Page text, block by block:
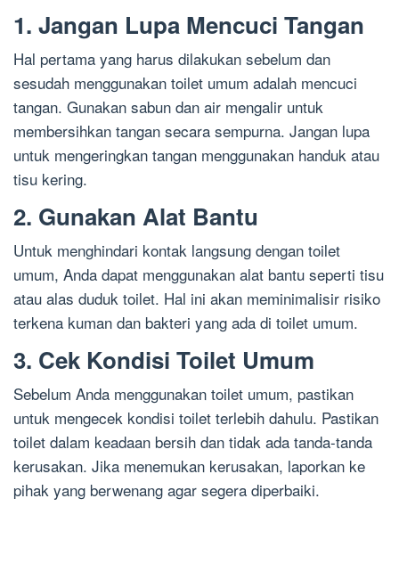
1. Jangan Lupa Mencuci Tangan
Hal pertama yang harus dilakukan sebelum dan
sesudah menggunakan toilet umum adalah mencuci
tangan. Gunakan sabun dan air mengalir untuk
membersihkan tangan secara sempurna. Jangan lupa
untuk mengeringkan tangan menggunakan handuk atau
tisu kering.
2. Gunakan Alat Bantu
Untuk menghindari kontak langsung dengan toilet
umum, Anda dapat menggunakan alat bantu seperti tisu
atau alas duduk toilet. Hal ini akan meminimalisir risiko
terkena kuman dan bakteri yang ada di toilet umum.
3. Cek Kondisi Toilet Umum
Sebelum Anda menggunakan toilet umum, pastikan
untuk mengecek kondisi toilet terlebih dahulu. Pastikan
toilet dalam keadaan bersih dan tidak ada tanda-tanda
kerusakan. Jika menemukan kerusakan, laporkan ke
pihak yang berwenang agar segera diperbaiki.